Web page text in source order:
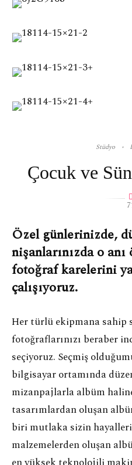
Stüdyo
Çocuk ve
Özel günlerinizde,
nişanlarınızda o
fotoğraf karelerini
çalışıyoruz.
Her türlü ekipmana sahip
fotoğraflarınızı beraber
seçiyoruz. Seçmiş
bilgisayar ortamında
mizanpajlarla albüm
tasarımlardan oluşan
biri mutlaka sizin
malzemelerden oluşan